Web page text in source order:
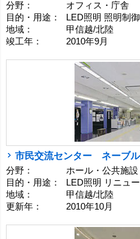
分野：
オフィス・庁舎
目的・用途：
LED照明 照明制
地域：
甲信越/北陸
竣工年：
2010年9月
市民交流センター ネーブ
分野：
ホール・公共施設
目的・用途：
LED照明 リニュ
地域：
甲信越/北陸
更新年：
2010年10月